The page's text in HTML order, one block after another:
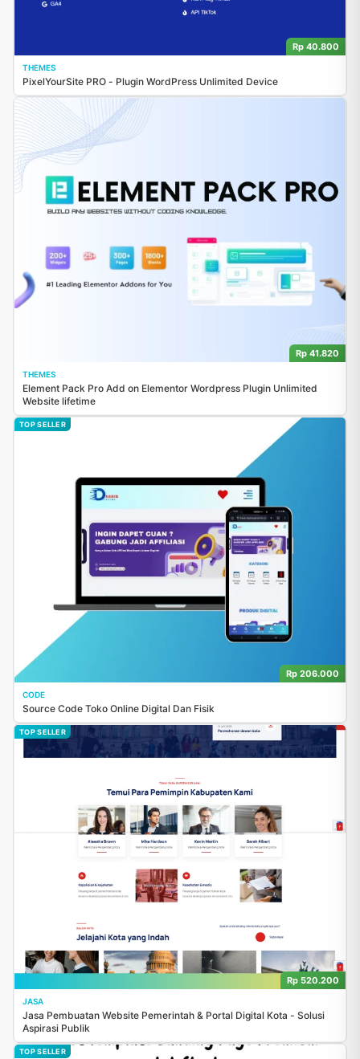
Rp 40.800
THEMES
PixelYourSite PRO - Plugin WordPress Unlimited Device
Rp 41.820
THEMES
Element Pack Pro Add on Elementor Wordpress Plugin Unlimited
Website lifetime
TOP SELLER
Rp 206.000
CODE
Source Code Toko Online Digital Dan Fisik
TOP SELLER
Rp 520.200
JASA
Jasa Pembuatan Website Pemerintah & Portal Digital Kota - Solusi
Aspirasi Publik
TOP SELLER